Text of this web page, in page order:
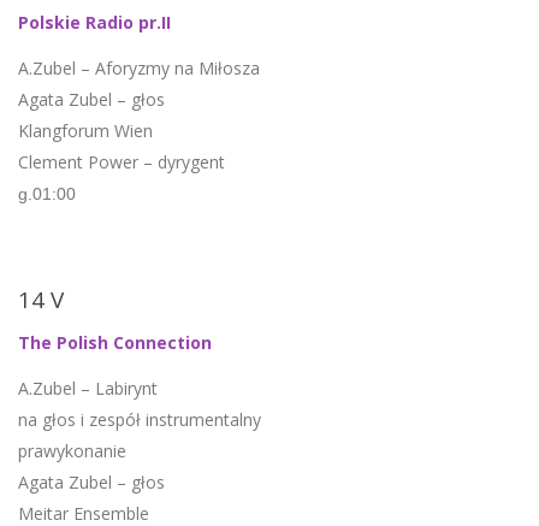
Polskie Radio pr.II
A.Zubel – Aforyzmy na Miłosza
Agata Zubel – głos
Klangforum Wien
Clement Power – dyrygent
g.01:00
14 V
The Polish Connection
A.Zubel – Labirynt
na głos i zespół instrumentalny
prawykonanie
Agata Zubel – głos
Meitar Ensemble